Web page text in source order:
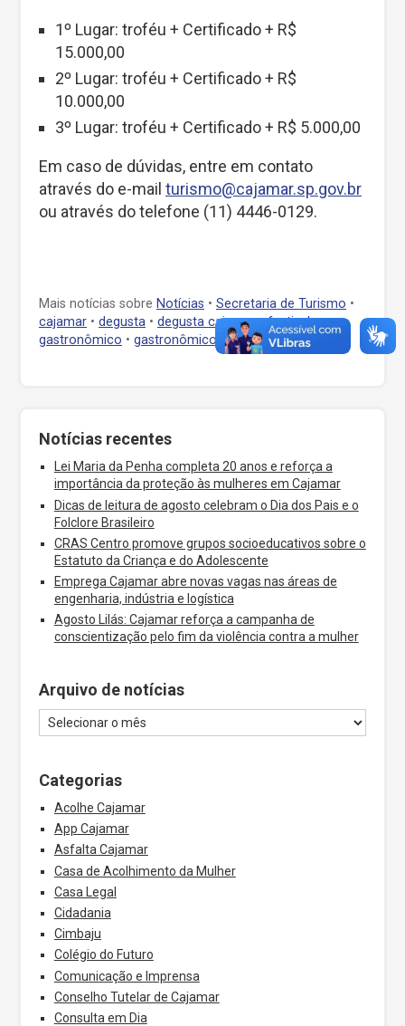
1º Lugar: troféu + Certificado + R$
15.000,00
2º Lugar: troféu + Certificado + R$
10.000,00
3º Lugar: troféu + Certificado + R$ 5.000,00
Em caso de dúvidas, entre em contato
através do e-mail turismo@cajamar.sp.gov.br
ou através do telefone (11) 4446-0129.
Mais notícias sobre Notícias • Secretaria de Turismo •
cajamar • degusta • degusta cajamar•festival
gastronômico • gastronômico •turismo
Notícias recentes
Lei Maria da Penha completa 20 anos e reforça a
importância da proteção às mulheres em Cajamar
Dicas de leitura de agosto celebram o Dia dos Pais e o
Folclore Brasileiro
CRAS Centro promove grupos socioeducativos sobre o
Estatuto da Criança e do Adolescente
Emprega Cajamar abre novas vagas nas áreas de
engenharia, indústria e logística
Agosto Lilás: Cajamar reforça a campanha de
conscientização pelo fim da violência contra a mulher
Arquivo de notícias
Categorias
Acolhe Cajamar
App Cajamar
Asfalta Cajamar
Casa de Acolhimento da Mulher
Casa Legal
Cidadania
Cimbaju
Colégio do Futuro
Comunicação e Imprensa
Conselho Tutelar de Cajamar
Consulta em Dia